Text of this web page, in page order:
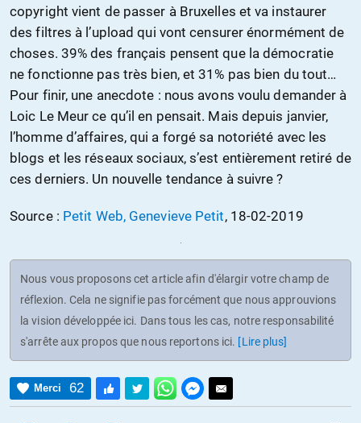
copyright vient de passer à Bruxelles et va instaurer
des filtres à l’upload qui vont censurer énormément de
choses. 39% des français pensent que la démocratie
ne fonctionne pas très bien, et 31% pas bien du tout…
Pour finir, une anecdote : nous avons voulu demander à
Loic Le Meur ce qu’il en pensait. Mais depuis janvier,
l’homme d’affaires, qui a forgé sa notoriété avec les
blogs et les réseaux sociaux, s’est entièrement retiré de
ces derniers. Un nouvelle tendance à suivre ?
Source : Petit Web, Genevieve Petit, 18-02-2019
Nous vous proposons cet article afin d'élargir votre champ de
réflexion. Cela ne signifie pas forcément que nous approuvions
la vision développée ici. Dans tous les cas, notre responsabilité
s'arrête aux propos que nous reportons ici. [Lire plus]
Merci 62